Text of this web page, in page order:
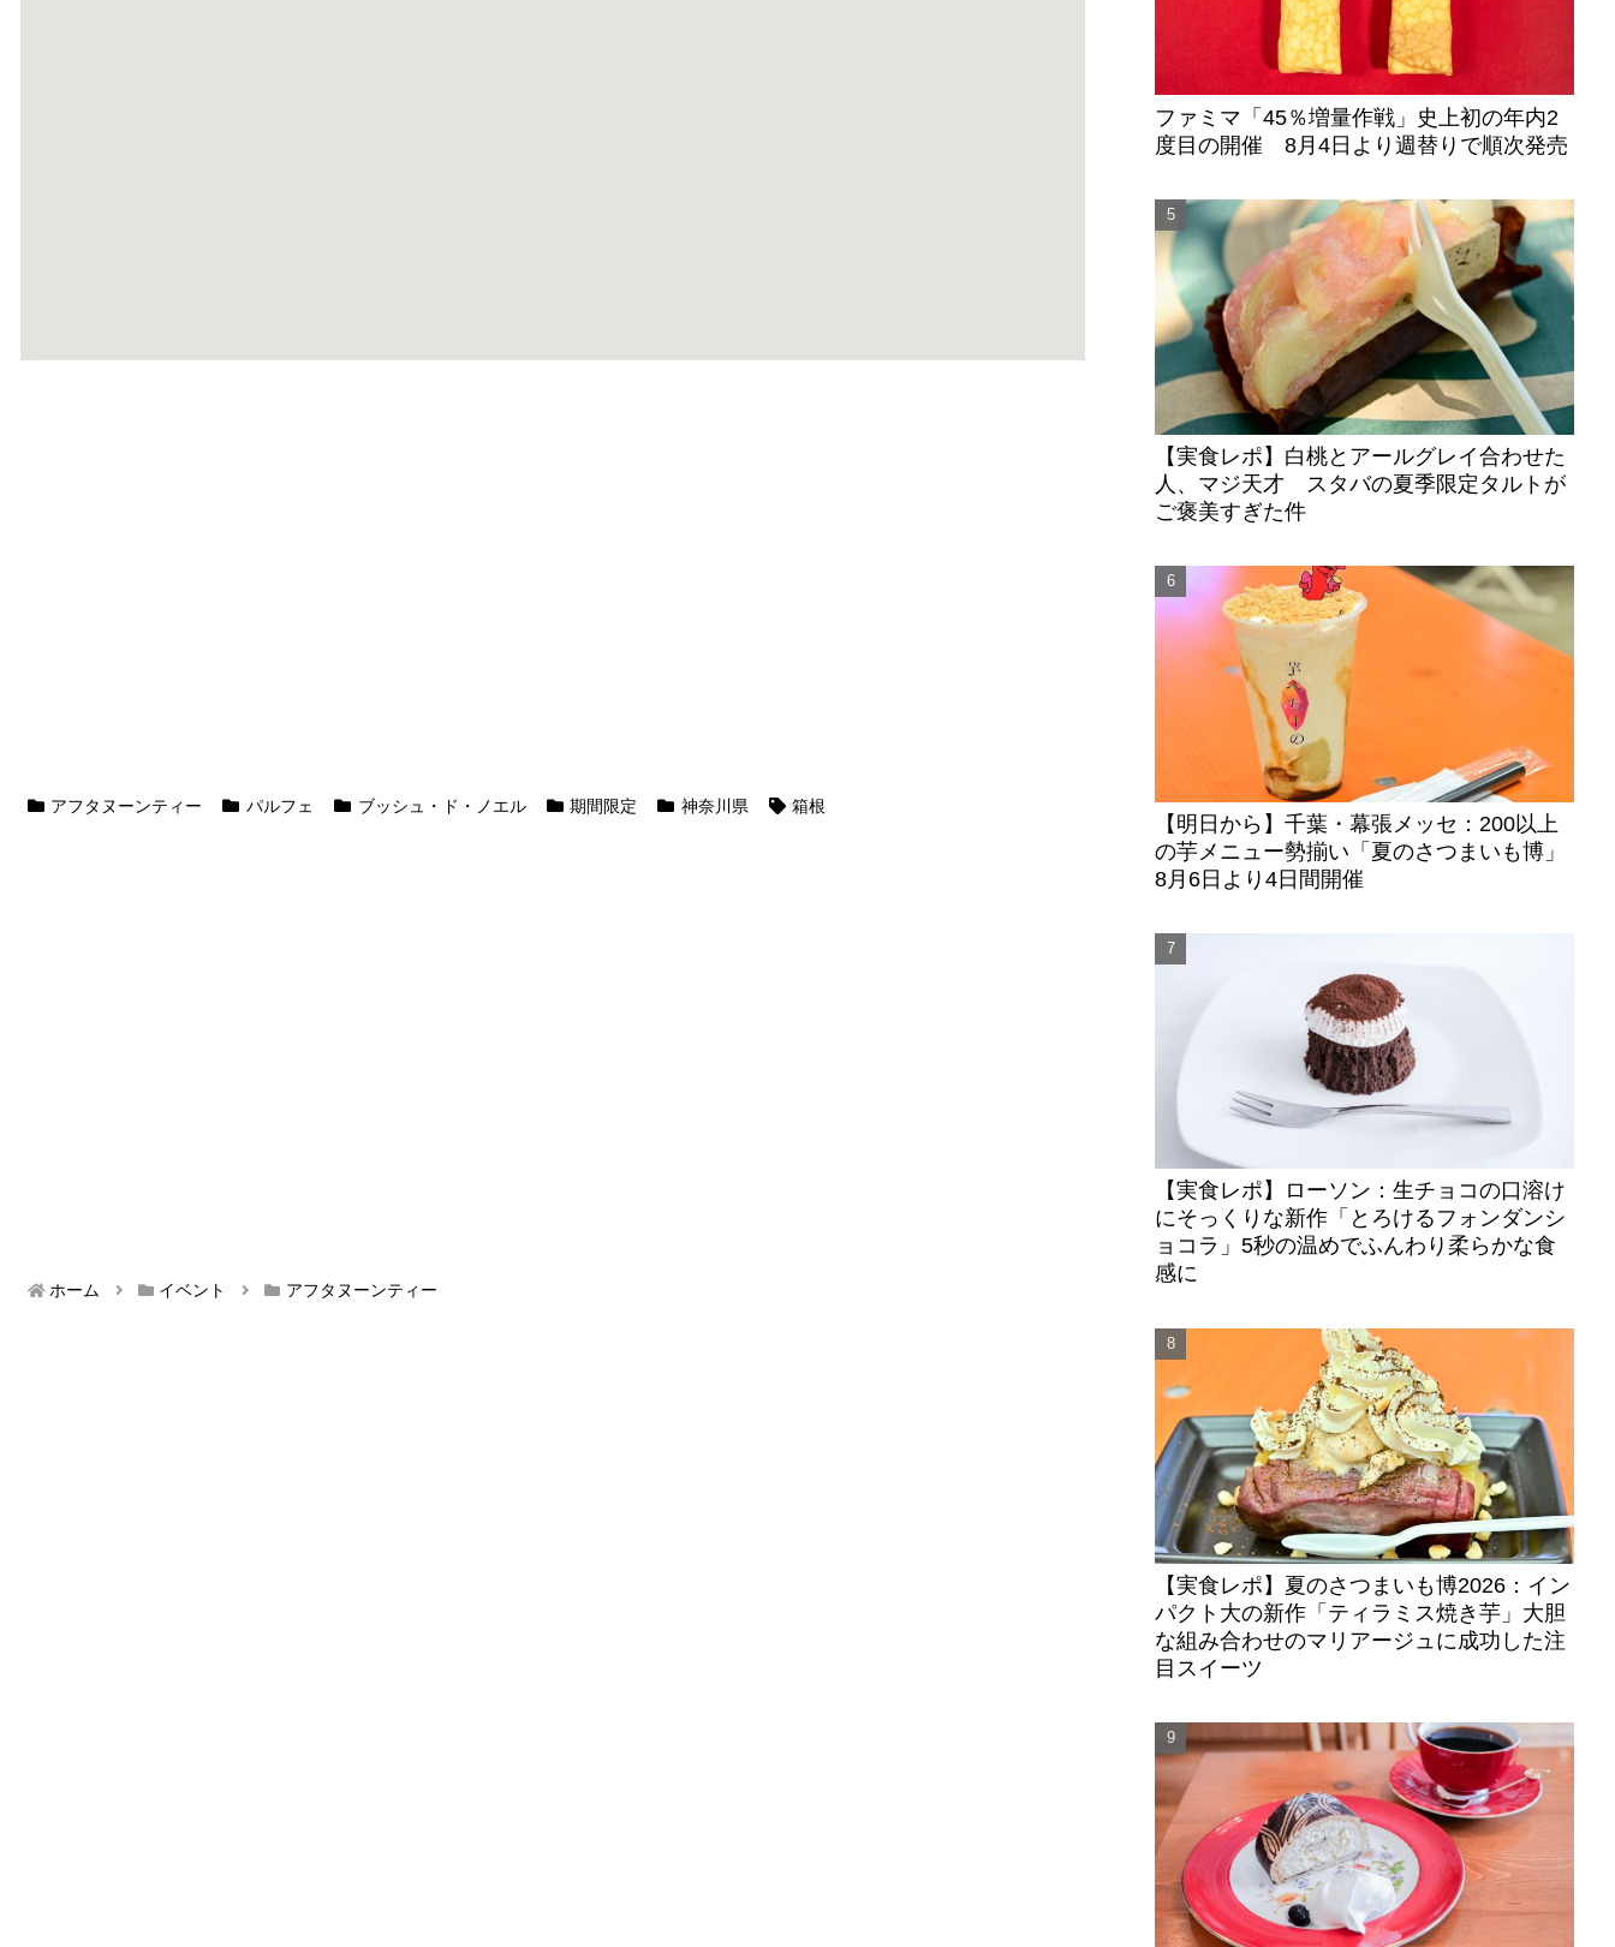
アフタヌーンティー パルフェ ブッシュ・ド・ノエル 期間限定 神奈川県 箱根
ホーム イベント アフタヌーンティー
ファミマ「45％増量作戦」史上初の年内2
度目の開催 8月4日より週替りで順次発売
【実食レポ】白桃とアールグレイ合わせた
人、マジ天才 スタバの夏季限定タルトが
ご褒美すぎた件
【明日から】千葉・幕張メッセ：200以上
の芋メニュー勢揃い「夏のさつまいも博」
8月6日より4日間開催
【実食レポ】ローソン：生チョコの口溶け
にそっくりな新作「とろけるフォンダンシ
ョコラ」5秒の温めでふんわり柔らかな食
感に
【実食レポ】夏のさつまいも博2026：イン
パクト大の新作「ティラミス焼き芋」大胆
な組み合わせのマリアージュに成功した注
目スイーツ